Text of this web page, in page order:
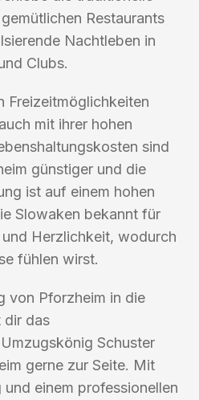
Restaurants
Nachtleben in
Clubs.
Freizeitmöglichkeiten
mit ihrer hohen
sind
günstiger und die
ist auf einem hohen
Slowaken bekannt für
Herzlichkeit, wodurch
fühlen wirst.
von Pforzheim in die
dir das
Schuster
gerne zur Seite. Mit
einem professionellen